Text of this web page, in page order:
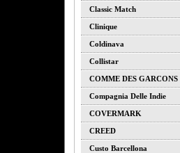
Classic Match
Clinique
Coldinava
Collistar
COMME DES GARCONS
Compagnia Delle Indie
COVERMARK
CREED
Custo Barcellona